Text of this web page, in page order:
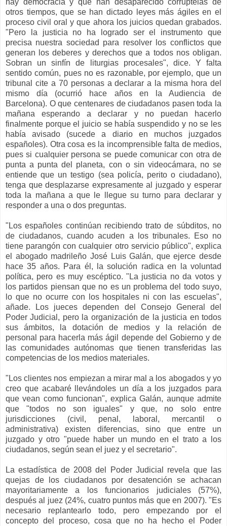
hay democracia y que han desaparecido corruptelas de
otros tiempos, que se han dictado leyes más ágiles en el
proceso civil oral y que ahora los juicios quedan grabados.
"Pero la justicia no ha logrado ser el instrumento que
precisa nuestra sociedad para resolver los conflictos que
generan los deberes y derechos que a todos nos obligan.
Sobran un sinfín de liturgias procesales", dice. Y falta
sentido común, pues no es razonable, por ejemplo, que un
tribunal cite a 70 personas a declarar a la misma hora del
mismo día (ocurrió hace años en la Audiencia de
Barcelona). O que centenares de ciudadanos pasen toda la
mañana esperando a declarar y no puedan hacerlo
finalmente porque el juicio se había suspendido y no se les
había avisado (sucede a diario en muchos juzgados
españoles). Otra cosa es la incomprensible falta de medios,
pues si cualquier persona se puede comunicar con otra de
punta a punta del planeta, con o sin videocámara, no se
entiende que un testigo (sea policía, perito o ciudadano),
tenga que desplazarse expresamente al juzgado y esperar
toda la mañana a que le llegue su turno para declarar y
responder a una o dos preguntas.
"Los españoles continúan recibiendo trato de súbditos, no
de ciudadanos, cuando acuden a los tribunales. Eso no
tiene parangón con cualquier otro servicio público", explica
el abogado madrileño José Luis Galán, que ejerce desde
hace 35 años. Para él, la solución radica en la voluntad
política, pero es muy escéptico. "La justicia no da votos y
los partidos piensan que no es un problema del todo suyo,
lo que no ocurre con los hospitales ni con las escuelas",
añade. Los jueces dependen del Consejo General del
Poder Judicial, pero la organización de la justicia en todos
sus ámbitos, la dotación de medios y la relación de
personal para hacerla más ágil depende del Gobierno y de
las comunidades autónomas que tienen transferidas las
competencias de los medios materiales.
"Los clientes nos empiezan a mirar mal a los abogados y yo
creo que acabaré llevándoles un día a los juzgados para
que vean como funcionan", explica Galán, aunque admite
que "todos no son iguales" y que, no solo entre
jurisdicciones (civil, penal, laboral, mercantil o
administrativa) existen diferencias, sino que entre un
juzgado y otro "puede haber un mundo en el trato a los
ciudadanos, según sean el juez y el secretario".
La estadística de 2008 del Poder Judicial revela que las
quejas de los ciudadanos por desatención se achacan
mayoritariamente a los funcionarios judiciales (57%),
después al juez (24%, cuatro puntos más que en 2007). "Es
necesario replantearlo todo, pero empezando por el
concepto del proceso, cosa que no ha hecho el Poder